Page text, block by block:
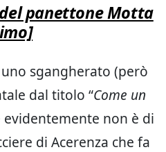
panettone Motta
sgangherato (però
dal titolo “Come un
evidentemente non è di
di Acerenza che fa